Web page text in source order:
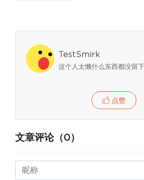
TestSmirk
这个人太懒什么东西都没留下
点赞
文章评论（0）